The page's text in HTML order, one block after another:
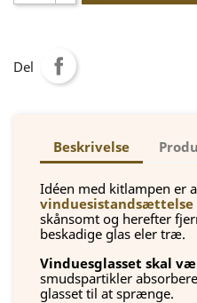
Del
Beskrivelse
Idéen med kitlampen er
vinduesistandsættelse
skånsomt og herefter
beskadige glas eler træ.
Vinduesglasset skal
smudspartikler
glasset til at sprænge.